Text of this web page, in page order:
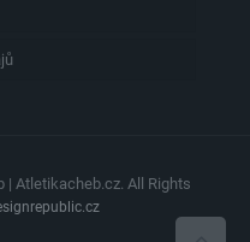
| Atletikacheb.cz. All Rights